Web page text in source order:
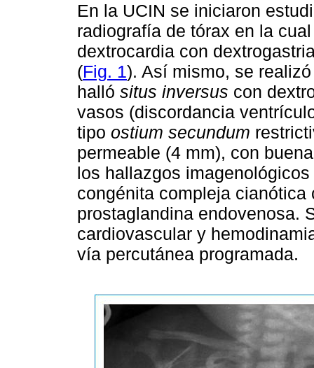
En la UCIN se iniciaron
radiografía de tórax en la
dextrocardia con
(Fig. 1). Así mismo, se
halló situs inversus con
vasos (discordancia
tipo ostium secundum
permeable (4 mm), con
los hallazgos
congénita compleja
prostaglandina endovenosa.
cardiovascular y
vía percutánea programada.